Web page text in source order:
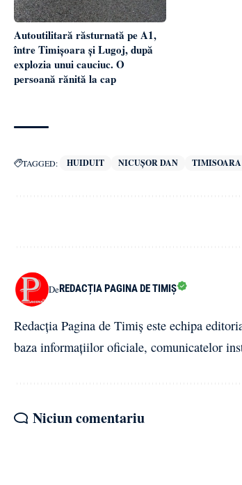
Autoutilitară răsturnată pe A1,
între Timișoara și Lugoj, după
explozia unui cauciuc. O
persoană rănită la cap
TAGGED: HUIDUIT NICUȘOR DAN TIMISOARA
DeREDACȚIA PAGINA DE TIMIȘ
Redacția Pagina de Timiș este echipa
baza informațiilor oficiale, comunicatelor
Niciun comentariu